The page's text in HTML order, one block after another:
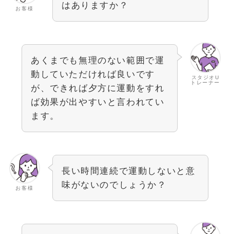
お客様
はありますか？
スタジオU
トレーナー
あくまでも無理のない範囲で運
動していただければ良いです
が、できれば夕方に運動をすれ
ば効果が出やすいと言われてい
ます。
お客様
長い時間連続で運動しないと意
味がないのでしょうか？